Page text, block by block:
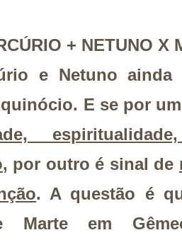
+ NETUNO X
e Netuno
E se por
, por outro é sinal de
. A questão é
Marte em